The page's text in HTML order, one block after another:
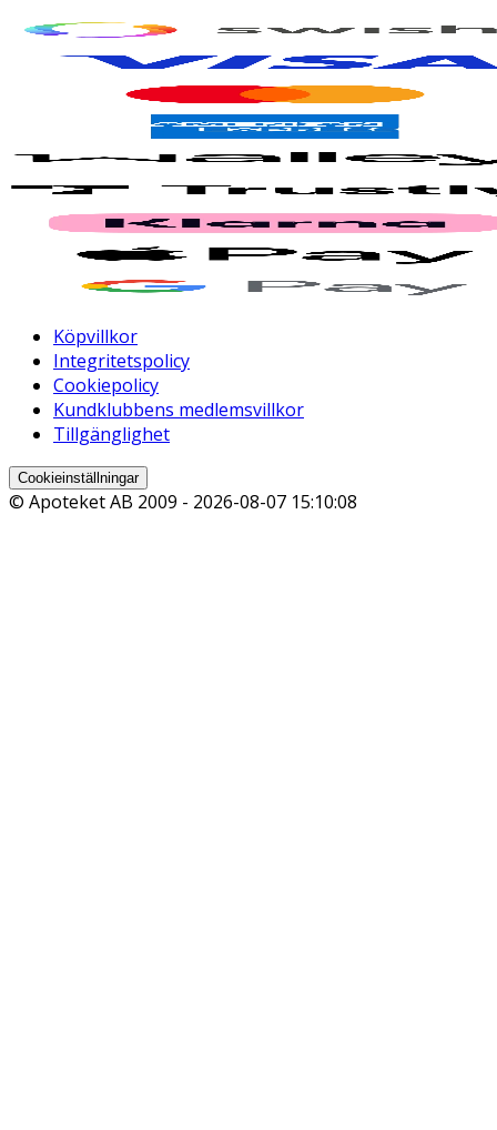
Köpvillkor
Integritetspolicy
Cookiepolicy
Kundklubbens medlemsvillkor
Tillgänglighet
Cookieinställningar
© Apoteket AB 2009 - 2026-08-07 15:10:08